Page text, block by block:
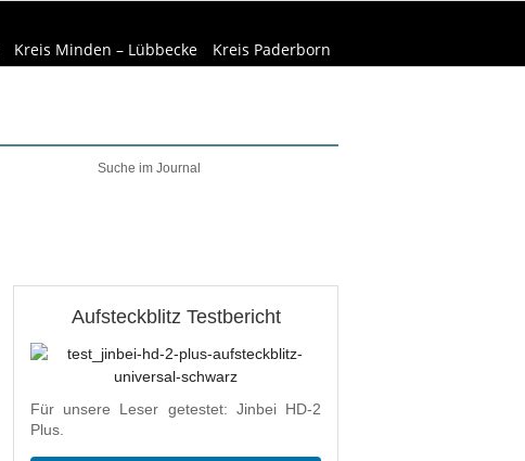
Kreis Minden – Lübbecke Kreis Paderborn
Aufsteckblitz Testbericht
Für unsere Leser getestet: Jinbei HD-2
Plus.